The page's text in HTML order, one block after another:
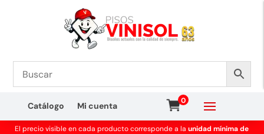
Catálogo Mi cuenta
0
El precio visible en cada producto corresponde a launidad mínima de